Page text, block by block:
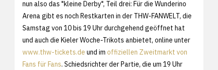
nun also das "kleine Derby", Teil drei: Für die Wunderino
Arena gibt es noch Restkarten in der THW-FANWELT, die
Samstag von 10 bis 19 Uhr durchgehend geöffnet hat
und auch die Kieler Woche-Trikots anbietet, online unter
www.thw-tickets.de und im offiziellen Zweitmarkt von
Fans für Fans. Schiedsrichter der Partie, die um 19 Uhr